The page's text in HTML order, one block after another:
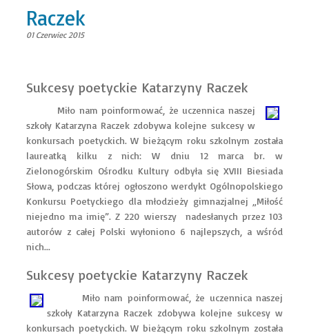
Raczek
01 Czerwiec 2015
Sukcesy poetyckie Katarzyny Raczek
Miło nam poinformować, że uczennica naszej
szkoły Katarzyna Raczek zdobywa kolejne sukcesy w
konkursach poetyckich. W bieżącym roku szkolnym została
laureatką kilku z nich: W dniu 12 marca br. w
Zielonogórskim Ośrodku Kultury odbyła się XVIII Biesiada
Słowa, podczas której ogłoszono werdykt Ogólnopolskiego
Konkursu Poetyckiego dla młodzieży gimnazjalnej „Miłość
niejedno ma imię”. Z 220 wierszy nadesłanych przez 103
autorów z całej Polski wyłoniono 6 najlepszych, a wśród
nich...
Sukcesy poetyckie Katarzyny Raczek
Miło nam poinformować, że uczennica naszej
szkoły Katarzyna Raczek zdobywa kolejne sukcesy w
konkursach poetyckich. W bieżącym roku szkolnym została